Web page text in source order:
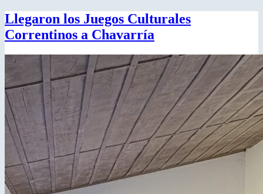
Llegaron los Juegos Culturales
Correntinos a Chavarría